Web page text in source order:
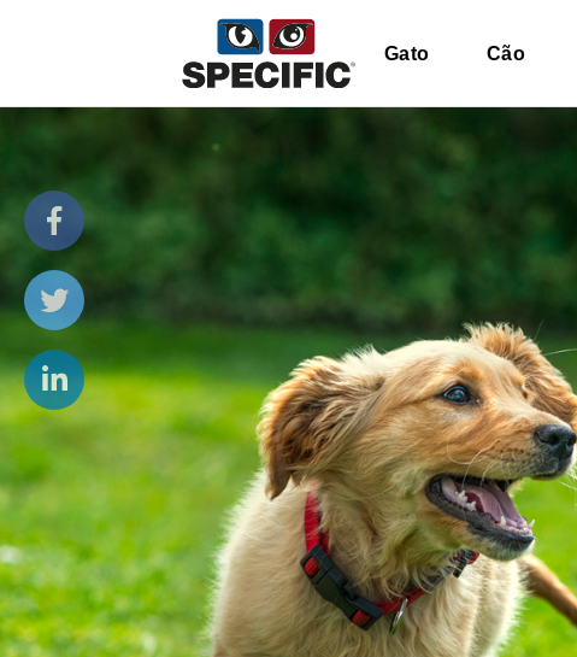
Gato Cão